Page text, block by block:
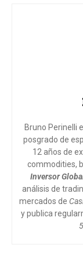
Bruno Perinelli
posgrado de
12 años de
commodities,
Inversor
análisis de
mercados de
y publica